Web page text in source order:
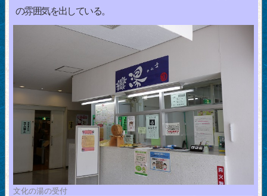
の雰囲気を出している。
文化の湯の受付